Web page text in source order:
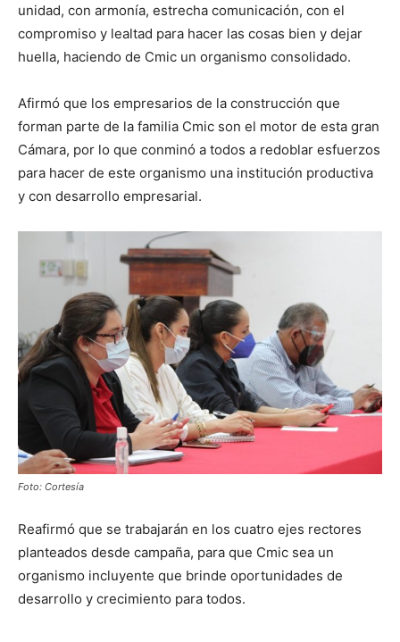
unidad, con armonía, estrecha comunicación, con el
compromiso y lealtad para hacer las cosas bien y dejar
huella, haciendo de Cmic un organismo consolidado.
Afirmó que los empresarios de la construcción que
forman parte de la familia Cmic son el motor de esta gran
Cámara, por lo que conminó a todos a redoblar esfuerzos
para hacer de este organismo una institución productiva
y con desarrollo empresarial.
Foto: Cortesía
Reafirmó que se trabajarán en los cuatro ejes rectores
planteados desde campaña, para que Cmic sea un
organismo incluyente que brinde oportunidades de
desarrollo y crecimiento para todos.